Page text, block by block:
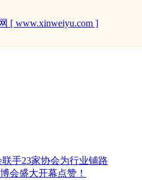
[ www.xinweiyu.com ]
手23家协会为行业铺路
会盛大开幕点赞！